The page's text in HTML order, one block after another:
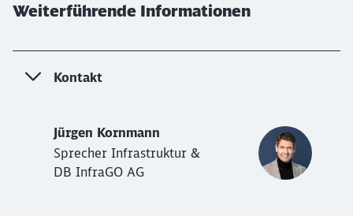
Weiterführende Informationen
Kontakt
Jürgen Kornmann
Sprecher Infrastruktur &
DB InfraGO AG